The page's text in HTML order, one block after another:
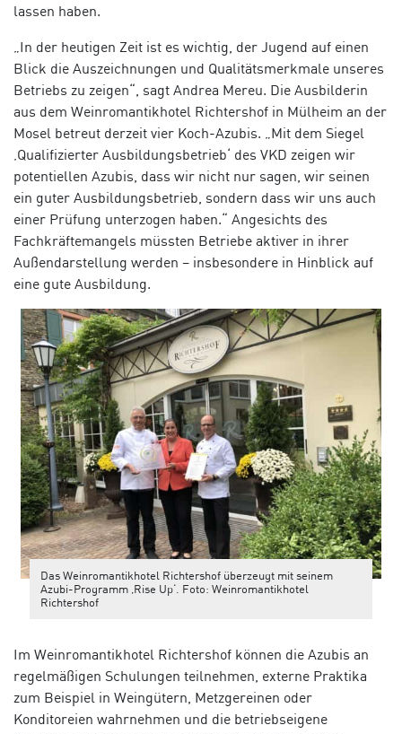
lassen haben.
„In der heutigen Zeit ist es wichtig, der Jugend auf einen
Blick die Auszeichnungen und Qualitätsmerkmale unseres
Betriebs zu zeigen“, sagt Andrea Mereu. Die Ausbilderin
aus dem Weinromantikhotel Richtershof in Mülheim an der
Mosel betreut derzeit vier Koch-Azubis. „Mit dem Siegel
‚Qualifizierter Ausbildungsbetrieb‘ des VKD zeigen wir
potentiellen Azubis, dass wir nicht nur sagen, wir seinen
ein guter Ausbildungsbetrieb, sondern dass wir uns auch
einer Prüfung unterzogen haben.“ Angesichts des
Fachkräftemangels müssten Betriebe aktiver in ihrer
Außendarstellung werden – insbesondere in Hinblick auf
eine gute Ausbildung.
Das Weinromantikhotel Richtershof überzeugt mit seinem
Azubi-Programm ‚Rise Up‘. Foto: Weinromantikhotel
Richtershof
Im Weinromantikhotel Richtershof können die Azubis an
regelmäßigen Schulungen teilnehmen, externe Praktika
zum Beispiel in Weingütern, Metzgereinen oder
Konditoreien wahrnehmen und die betriebseigene